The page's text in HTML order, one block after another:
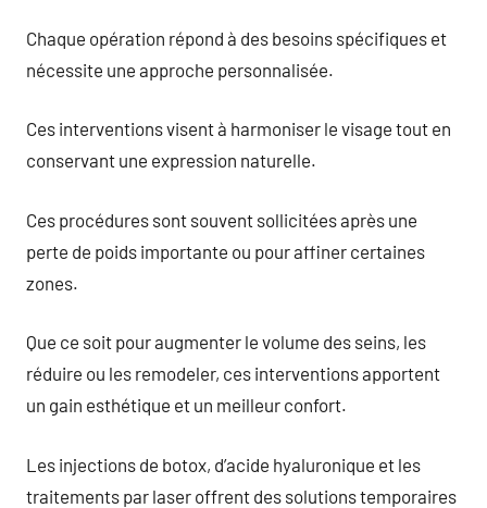
Chaque opération répond à des besoins spécifiques et
nécessite une approche personnalisée.
Ces interventions visent à harmoniser le visage tout en
conservant une expression naturelle.
Ces procédures sont souvent sollicitées après une
perte de poids importante ou pour affiner certaines
zones.
Que ce soit pour augmenter le volume des seins, les
réduire ou les remodeler, ces interventions apportent
un gain esthétique et un meilleur confort.
Les injections de botox, d’acide hyaluronique et les
traitements par laser offrent des solutions temporaires